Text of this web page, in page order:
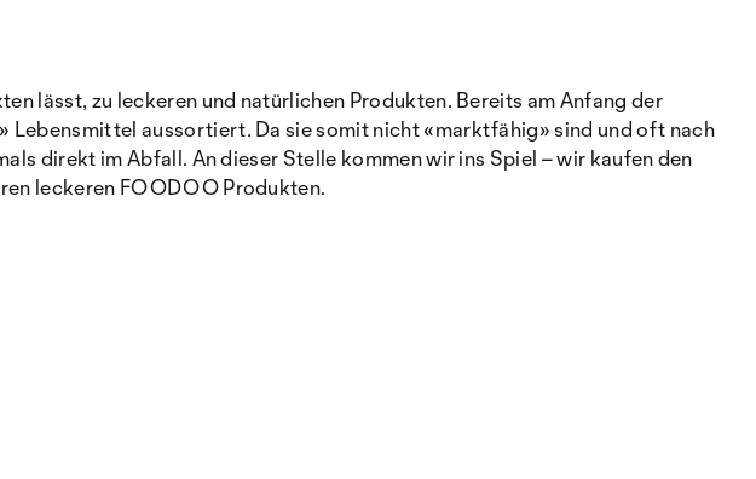
lässt, zu leckeren und natürlichen Produkten. Bereits am Anfang der
aussortiert. Da sie somit nicht «marktfähig» sind und oft nach
direkt im Abfall. An dieser Stelle kommen wir ins Spiel – wir kaufen den
leckeren FOODOO Produkten.